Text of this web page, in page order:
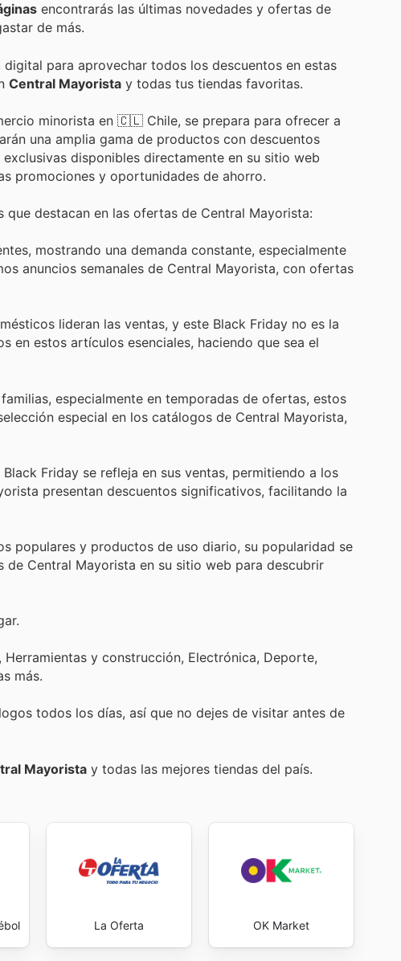
encontrarás las últimas novedades y ofertas de
de más.
para aprovechar todos los descuentos en estas
Central Mayorista y todas tus tiendas favoritas.
minorista en 🇨🇱 Chile, se prepara para ofrecer a
una amplia gama de productos con descuentos
disponibles directamente en su sitio web
promociones y oportunidades de ahorro.
destacan en las ofertas de Central Mayorista:
mostrando una demanda constante, especialmente
anuncios semanales de Central Mayorista, con ofertas
lideran las ventas, y este Black Friday no es la
en estos artículos esenciales, haciendo que sea el
especialmente en temporadas de ofertas, estos
especial en los catálogos de Central Mayorista,
Friday se refleja en sus ventas, permitiendo a los
presentan descuentos significativos, facilitando la
populares y productos de uso diario, su popularidad se
Central Mayorista en su sitio web para descubrir
y construcción, Electrónica, Deporte,
más.
todos los días, así que no dejes de visitar antes de
Mayorista y todas las mejores tiendas del país.
La Oferta OK Market